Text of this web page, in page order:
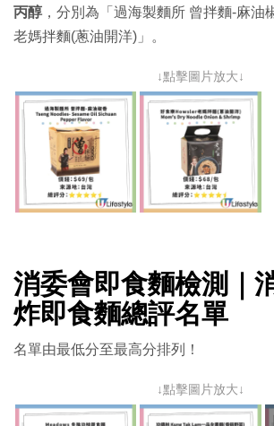
丙醇 ，分別為「過海製麵所 曾拌麵-麻油
老媽拌麵(蔥油開洋)」。
↓點擊圖片放大↓
消委會即食麵檢測｜
炸即食麵總評名單
名單由最低分至最高分排列！
↓點擊圖片放大↓